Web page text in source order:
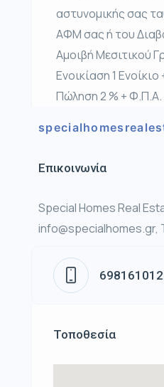
αστυνομικής σας
ΑΦΜ σας ή του
Αμοιβή Μεσιτικού
Ενοικίαση 1
Πώληση 2 % + Φ.Π.Α.
Επικοινωνία
Special Homes Real
info@specialhomes.gr,
Τοποθεσία